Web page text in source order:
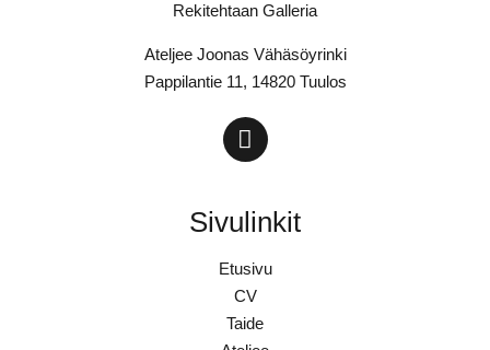
Rekitehtaan Galleria
Ateljee Joonas Vähäsöyrinki
Pappilantie 11, 14820 Tuulos
Sivulinkit
Etusivu
CV
Taide